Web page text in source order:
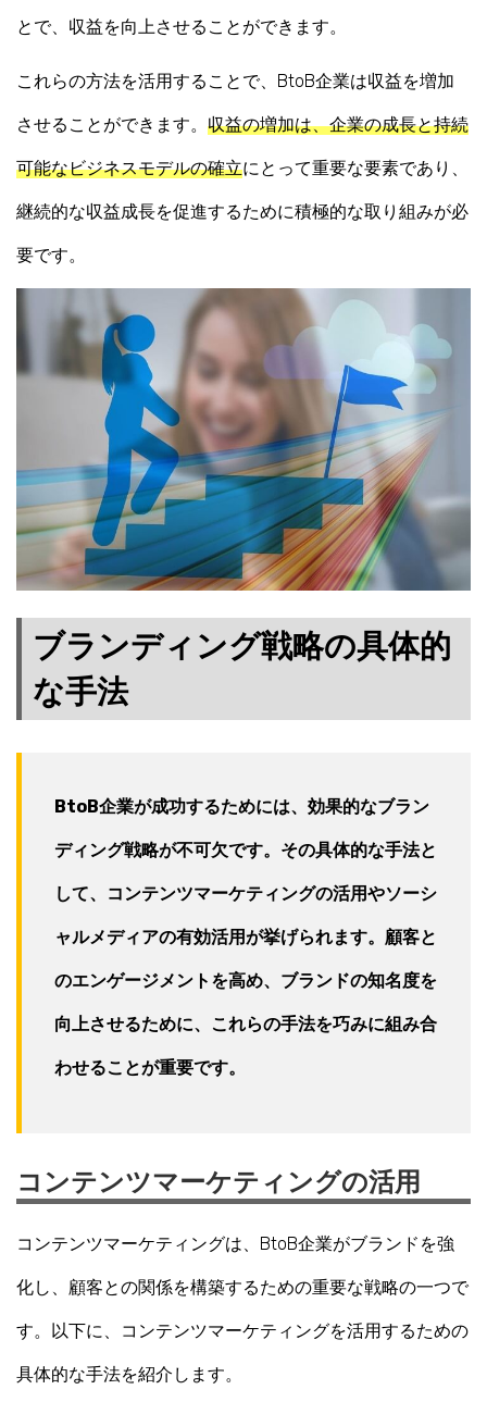
とで、収益を向上させることができます。
これらの方法を活用することで、BtoB企業は収益を増加
させることができます。 収益の増加は、企業の成長と持続
可能なビジネスモデルの確立にとって重要な要素であり、
継続的な収益成長を促進するために積極的な取り組みが必
要です。
ブランディング戦略の具体的
な手法
BtoB企業が成功するためには、効果的なブラン
ディング戦略が不可欠です。その具体的な手法と
して、コンテンツマーケティングの活用やソーシ
ャルメディアの有効活用が挙げられます。顧客と
のエンゲージメントを高め、ブランドの知名度を
向上させるために、これらの手法を巧みに組み合
わせることが重要です。
コンテンツマーケティングの活用
コンテンツマーケティングは、BtoB企業がブランドを強
化し、顧客との関係を構築するための重要な戦略の一つで
す。以下に、コンテンツマーケティングを活用するための
具体的な手法を紹介します。